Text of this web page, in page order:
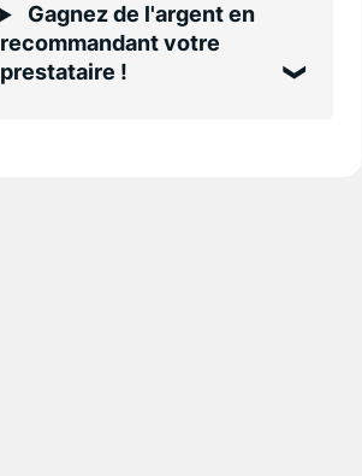
Gagnez de l'argent en
recommandant votre
prestataire !